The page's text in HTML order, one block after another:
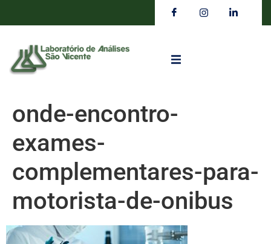
onde-encontro-
exames-
complementares-para-
motorista-de-onibus